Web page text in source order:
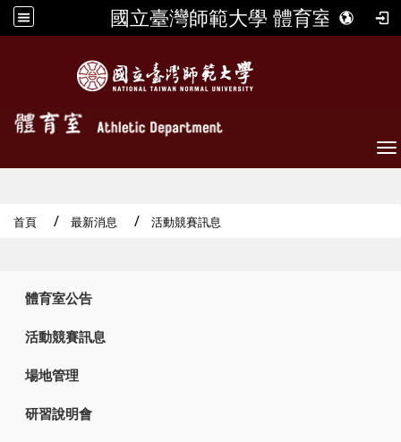
國立臺灣師範大學 體育室
首頁 最新消息 活動競賽訊息
體育室公告
活動競賽訊息
場地管理
研習說明會